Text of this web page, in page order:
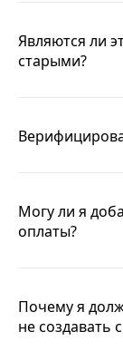
Являются ли
старыми?
Могу ли я
оплаты?
Почему я
не создавать